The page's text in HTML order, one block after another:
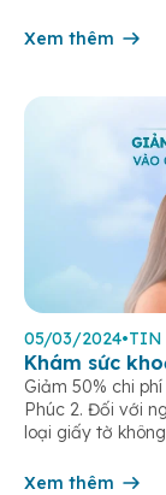
Truyền, đau cổ
Xem thêm
05/03/2024•TIN
Khám sức
Giảm 50% chi
Phúc 2. Đối với
loại giấy tờ
đủ nhu cầu […]
Xem thêm